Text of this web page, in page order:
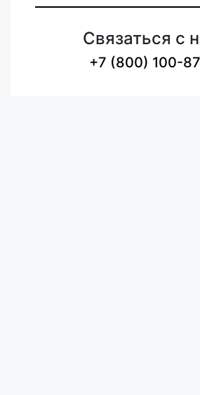
Связаться с
+7 (800) 100-